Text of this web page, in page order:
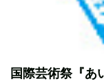
国際芸術祭『あ